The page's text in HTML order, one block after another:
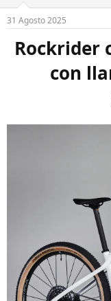
e
i
i
c
i
o
31 Agosto 2025
Rockrider
con